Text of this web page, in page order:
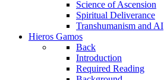
Science of Ascension
Spiritual Deliverance
Transhumanism and AI
Hieros Gamos
Back
Introduction
Required Reading